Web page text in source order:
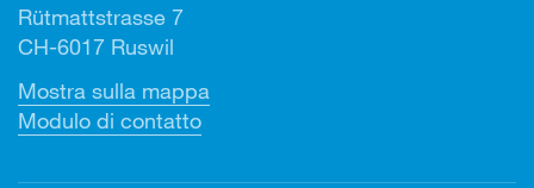
Rütmattstrasse 7
CH-6017 Ruswil
Mostra sulla mappa
Modulo di contatto